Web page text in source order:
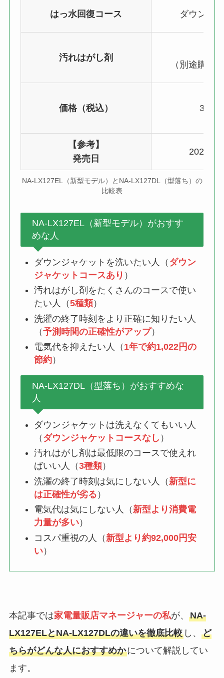
はっ水回復コース ダウンロ
汚れはがし剤
（別途購入
価格（税込）
【参考】
発売日
2025年
NA-LX127EL（新型モデル）とNA-LX127DL（型落ち）の
比較表
NA-LX127EL（新型モデル）がおすす
めな人
ダウンジャケットを洗いたい人（ ダウン
ジャケットコースあり ）
汚れはがし剤をたくさんのコースで使い
たい人（5種類）
洗濯の終了時刻をより正確に知りたい人
（予測時間の正確性がアップ）
電気代を抑えたい人（ 1年で約1,022円の
節約）
NA-LX127DL（型落ち）がおすすめな
人
ダウンジャケットは洗えなくてもいい人
（ ダウンジャケットコースなし ）
汚れはがし剤は最低限のコースで使えれ
ばいい人（3種類）
洗濯の終了時刻は気にしない人（ 新型に
は正確性が劣る ）
電気代は気にしない人（新型より消費電
力量が多い）
コスパ重視の人（ 新型より約92,000円安
い）
本記事では家電量販店マネージャーの私が、 NA-
LX127ELとNA-LX127DLの違いを徹底比較し、 ど
ちらがどんな人におすすめかについて解説してい
ます。